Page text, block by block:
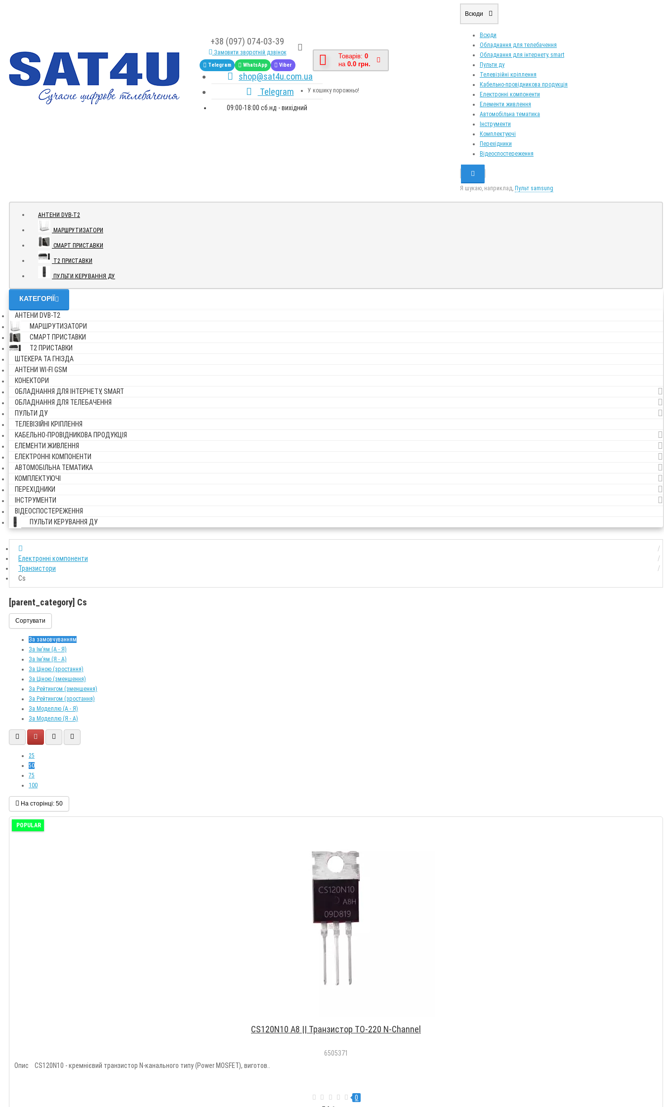
+38 (097) 074-03-39
Замовити зворотній дзвінок
Telegram WhatsApp Viber
shop@sat4u.com.ua
Telegram
09:00-18:00 сб.нд - вихідний
Товарів: 0
на 0.0 грн.
У кошику порожньо!
Всюди
Всюди
Обладнання для телебачення
Обладнання для інтернету, smart
Пульти ду
Телевізійні кріплення
Кабельно-провідникова продукція
Електронні компоненти
Елементи живлення
Автомобільна тематика
Інструменти
Комплектуючі
Перехідники
Відеоспостереження
Я шукаю, наприклад, Пульт samsung
АНТЕНИ DVB-Т2
МАРШРУТИЗАТОРИ
СМАРТ ПРИСТАВКИ
Т2 ПРИСТАВКИ
ПУЛЬТИ КЕРУВАННЯ ДУ
КАТЕГОРІЇ
АНТЕНИ DVB-Т2
МАРШРУТИЗАТОРИ
СМАРТ ПРИСТАВКИ
Т2 ПРИСТАВКИ
ШТЕКЕРА ТА ГНІЗДА
АНТЕНИ WI-FI GSM
КОНЕКТОРИ
ОБЛАДНАННЯ ДЛЯ ІНТЕРНЕТУ, SMART
ОБЛАДНАННЯ ДЛЯ ТЕЛЕБАЧЕННЯ
ПУЛЬТИ ДУ
ТЕЛЕВІЗІЙНІ КРІПЛЕННЯ
КАБЕЛЬНО-ПРОВІДНИКОВА ПРОДУКЦІЯ
ЕЛЕМЕНТИ ЖИВЛЕННЯ
ЕЛЕКТРОННІ КОМПОНЕНТИ
АВТОМОБІЛЬНА ТЕМАТИКА
КОМПЛЕКТУЮЧІ
ПЕРЕХІДНИКИ
ІНСТРУМЕНТИ
ВІДЕОСПОСТЕРЕЖЕННЯ
ПУЛЬТИ КЕРУВАННЯ ДУ
Електронні компоненти
Транзистори
Cs
[parent_category] Cs
Сортувати
За замовчуванням
За Ім’ям (A - Я)
За Ім’ям (Я - A)
За Ціною (зростання)
За Ціною (зменшення)
За Рейтингом (зменшення)
За Рейтингом (зростання)
За Моделлю (A - Я)
За Моделлю (Я - A)
25
50
75
100
На сторінці: 50
POPULAR
CS120N10 A8 || Транзистор TO-220 N-Channel
6505371
Опис CS120N10 - кремнієвий транзистор N-канального типу (Power MOSFET), виготов..
0